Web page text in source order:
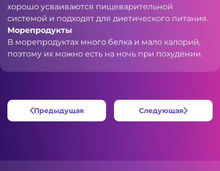
хорошо усваиваются пищеварительной
системой и подходят для диетического питания.
Морепродукты
В морепродуктах много белка и мало калорий,
поэтому их можно есть на ночь при похудении.
Предыдущая Следующая